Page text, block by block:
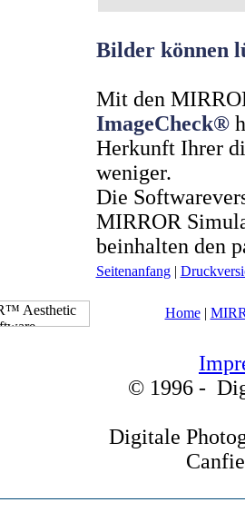
Bilder können
Mit den
ImageCheck®
Herkunft Ihrer
weniger.
Die
MIRROR
beinhalten den
Seitenanfang|
Home|
© 1996 -
Digitale